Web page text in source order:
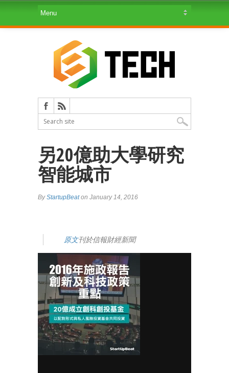
另20億助大學研究
智能城市
ByStartupBeaton January 14, 2016
原文刊於信報財經新聞